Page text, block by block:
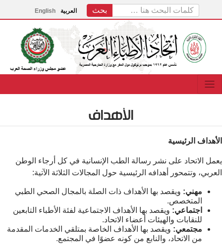
العربية English
الأهداف
الأهداف الرئيسية
يعمل الاتحاد على نشر رسالة الطب الإنسانية في كل أرجاء الوطن
العربي، وتتمحور أهدافه الرئيسية حول المجالات الثلاثة الآتية:
مهني: ويقصد بها الأهداف ذات الصلة بالمجال الصحي الطبي
المتخصص.
اجتماعي: ويقصد بها الأهداف الاجتماعية لفئة الأطباء التابعين
للنقابات والهيئات أعضاء الاتحاد.
مجتمعي: ويقصد بها الأهداف الخاصة بمتلقي الخدمات المقدمة
من الاتحاد، والنابع من كونه عضوًا في المجتمع.